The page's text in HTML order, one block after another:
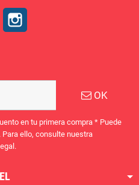
Pinterest
OK
en tu primera compra * Puede
ello, consulte nuestra